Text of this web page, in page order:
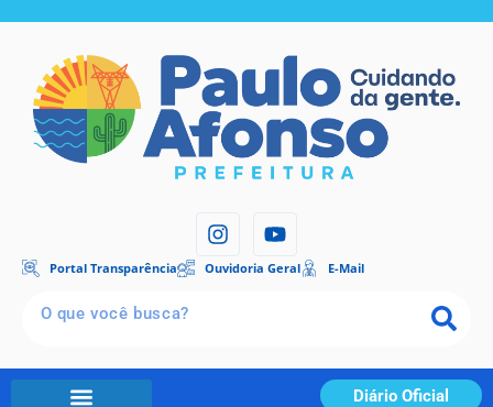
Portal Transparência Ouvidoria Geral E-Mail
Diário Oficial